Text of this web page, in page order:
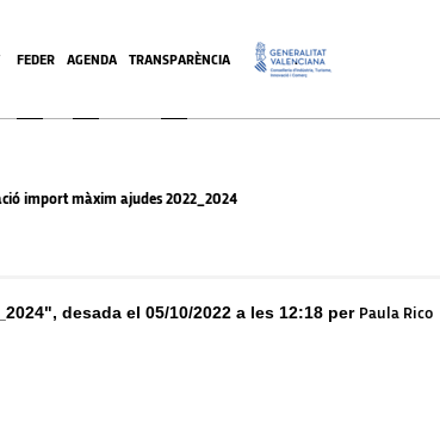
FEDER AGENDA TRANSPARÈNCIA .
import màxim ajudes 2022_2024
desada el 05/10/2022 a les 12:18 per Paula Rico